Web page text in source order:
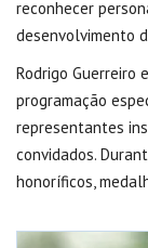
reconhecer
desenvolvimento
Rodrigo Guerreiro
programação
representantes
convidados.
honoríficos,